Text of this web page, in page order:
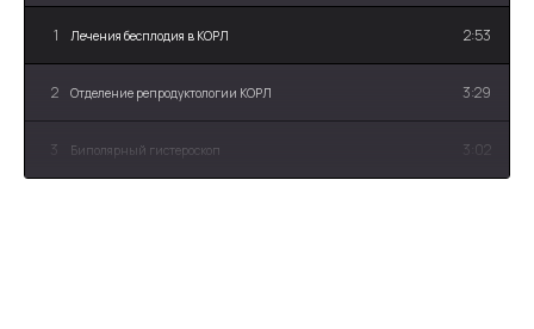
1 Лечения бесплодия в КОРЛ 2:53
2 Отделение репродуктологии КОРЛ 3:29
3 Биполярный гистероскоп 3:02